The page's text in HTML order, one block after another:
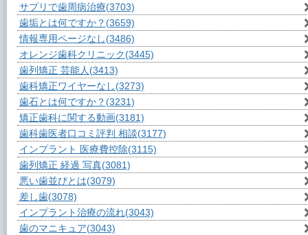
サプリで歯周病治療(3703)
歯垢とは何ですか？ (3659)
情報専用ページなし(3486)
オレンジ歯科クリニック(3445)
歯列矯正 芸能人 (3413)
歯科矯正ワイヤーなし(3273)
歯石とは何ですか？ (3231)
矯正歯科に関する動画(3181)
歯科歯医者口コミ評判 相談(3177)
インプラント 医療費控除(3115)
歯列矯正 経過 写真(3081)
悪い歯並びとは(3079)
差し歯(3078)
インプラント治療の流れ(3043)
歯のマニキュア(3043)